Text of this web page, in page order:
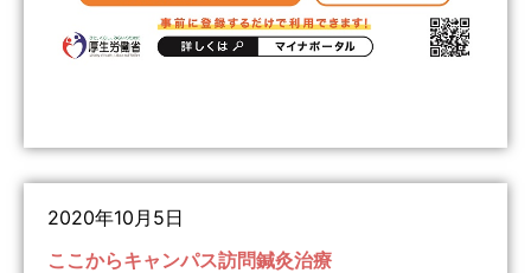
2020年10月5日
ここからキャンパス訪問鍼灸治療